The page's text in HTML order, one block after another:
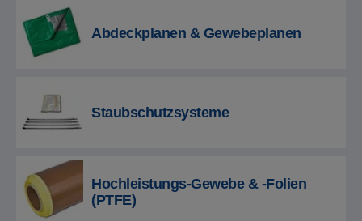
Abdeckplanen & Gewebeplanen
Staubschutzsysteme
Hochleistungs-Gewebe & -Folien
(PTFE)